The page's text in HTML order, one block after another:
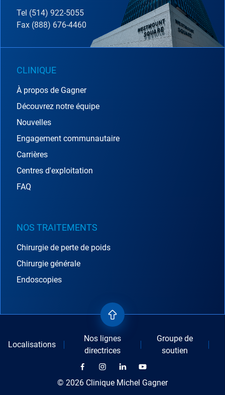
Tel (514) 922-5055
Fax (888) 676-4460
CLINIQUE
À propos de Gagner
Découvrez notre équipe
Nouvelles
Engagement communautaire
Carrières
Centres d'exploitation
FAQ
NOS TRAITEMENTS
Chirurgie de perte de poids
Chirurgie générale
Endoscopies
© 2026 Clinique Michel Gagner
Localisations
Nos lignes
directrices
Groupe de
soutien